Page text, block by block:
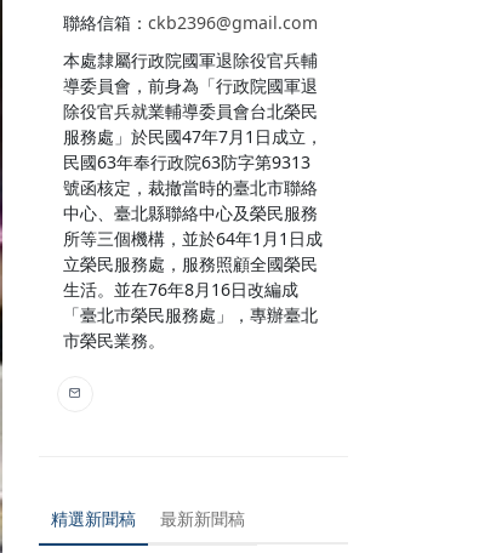
聯絡信箱： ckb2396@gmail.com
本處隸屬行政院國軍退除役官兵輔
導委員會，前身為「行政院國軍退
除役官兵就業輔導委員會台北榮民
服務處」於民國47年7月1日成立，
民國63年奉行政院63防字第9313
號函核定，裁撤當時的臺北市聯絡
中心、臺北縣聯絡中心及榮民服務
所等三個機構，並於64年1月1日成
立榮民服務處，服務照顧全國榮民
生活。並在76年8月16日改編成
「臺北市榮民服務處」，專辦臺北
市榮民業務。
精選新聞稿 最新新聞稿